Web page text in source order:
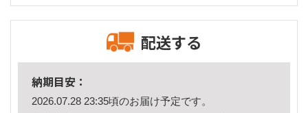
配送する
納期目安：
2026.07.28 23:35頃のお届け予定です。